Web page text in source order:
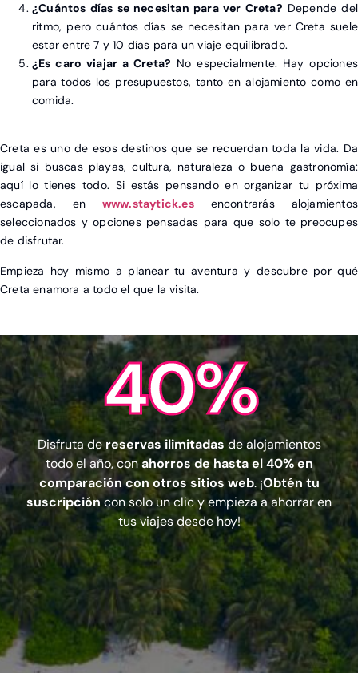
¿Cuántos días se necesitan para ver Creta? Depende del
ritmo, pero cuántos días se necesitan para ver Creta suele
estar entre 7 y 10 días para un viaje equilibrado.
¿Es caro viajar a Creta? No especialmente. Hay opciones
para todos los presupuestos, tanto en alojamiento como en
comida.
Creta es uno de esos destinos que se recuerdan toda la vida. Da
igual si buscas playas, cultura, naturaleza o buena gastronomía:
aquí lo tienes todo. Si estás pensando en organizar tu próxima
escapada, en www.staytick.esencontrarás alojamientos
seleccionados y opciones pensadas para que solo te preocupes
de disfrutar.
Empieza hoy mismo a planear tu aventura y descubre por qué
Creta enamora a todo el que la visita.
40%
Disfruta dereservas ilimitadas de alojamientos
todo el año, conahorros de hasta el 40% en
comparación con otros sitios web. ¡Obtén tu
suscripcióncon solo un clic y empieza a ahorrar en
tus viajes desde hoy!